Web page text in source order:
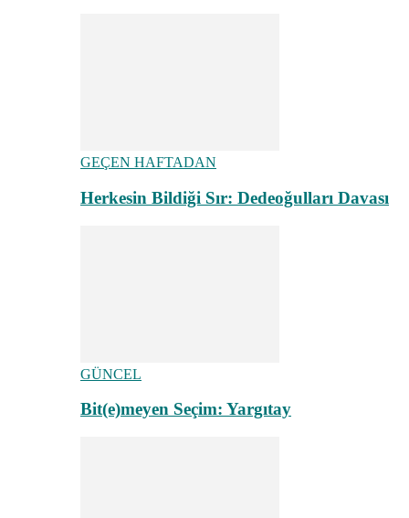
GEÇEN HAFTADAN
Herkesin Bildiği Sır: Dedeoğulları Davası
GÜNCEL
Bit(e)meyen Seçim: Yargıtay